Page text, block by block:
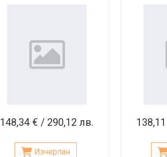
148,34 € / 290,12 лв.
Изчерпан